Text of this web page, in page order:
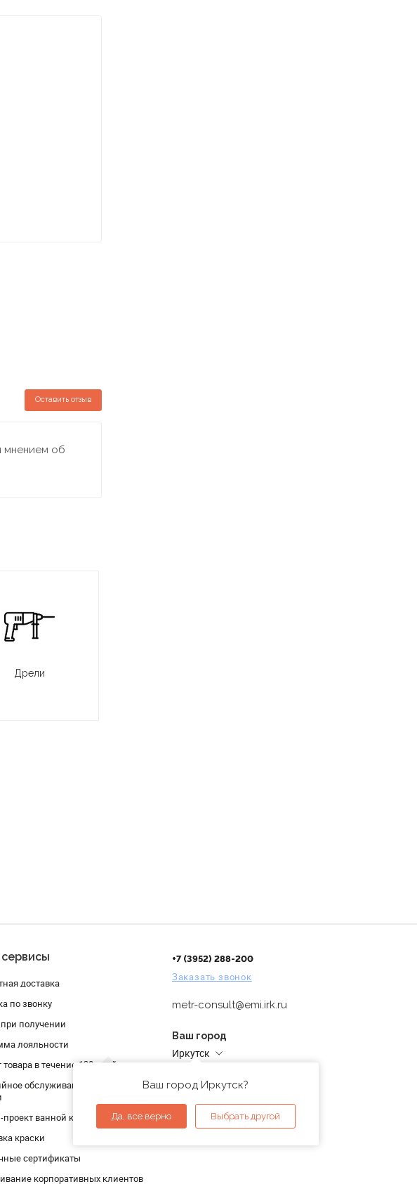
Оставить отзыв
мнением об
Дрели
доставка
по звонку
получении
лояльности
товара в течение 120 дней
обслуживание и проверка
ванной комнаты
краски
сертификаты
корпоративных клиентов
+7 (3952) 288-200
Заказать звонок
metr-consult@emi.irk.ru
Ваш город
Иркутск
Ваш город Иркутск?
Да, все верно Выбрать другой